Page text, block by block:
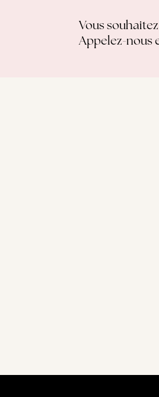
Vous
Appelez-nous